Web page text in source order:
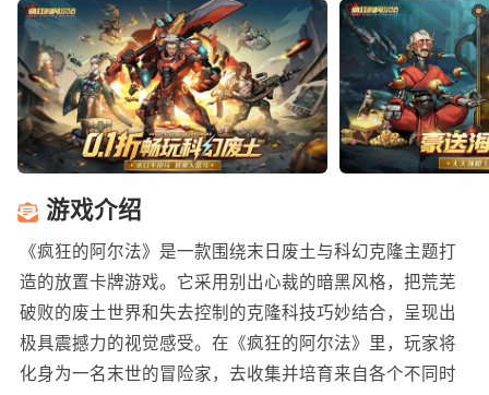
游戏介绍
《疯狂的阿尔法》是一款围绕末日废土与科幻克隆主题打
造的放置卡牌游戏。它采用别出心裁的暗黑风格，把荒芜
破败的废土世界和失去控制的克隆科技巧妙结合，呈现出
极具震撼力的视觉感受。在《疯狂的阿尔法》里，玩家将
化身为一名末世的冒险家，去收集并培育来自各个不同时